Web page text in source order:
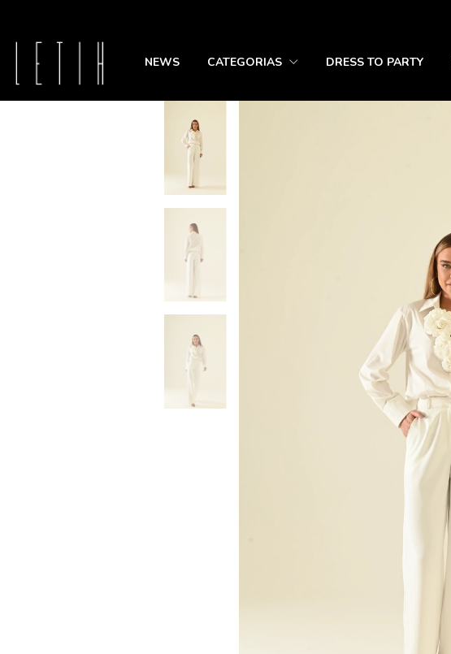
NEWS CATEGORIAS DRESS TO PARTY